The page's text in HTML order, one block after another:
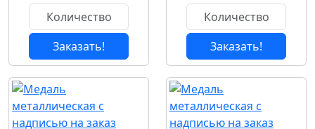
Заказать! Заказать!